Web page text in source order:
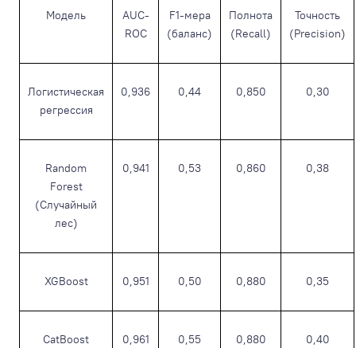
Модель
AUC-
ROC
F1-мера
(баланс)
Полнота
(Recall)
Точность
(Precision)
Логистическая
регрессия
0,936 0,44 0,850 0,30
Random
Forest
(Случайный
лес)
0,941 0,53 0,860 0,38
XGBoost 0,951 0,50 0,880 0,35
CatBoost 0,961 0,55 0,880 0,40